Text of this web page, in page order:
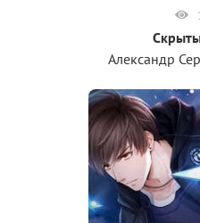
Александр